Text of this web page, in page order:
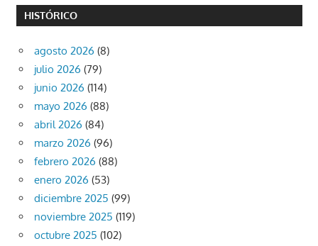
HISTÓRICO
agosto 2026 (8)
julio 2026 (79)
junio 2026 (114)
mayo 2026 (88)
abril 2026 (84)
marzo 2026 (96)
febrero 2026 (88)
enero 2026 (53)
diciembre 2025 (99)
noviembre 2025 (119)
octubre 2025 (102)